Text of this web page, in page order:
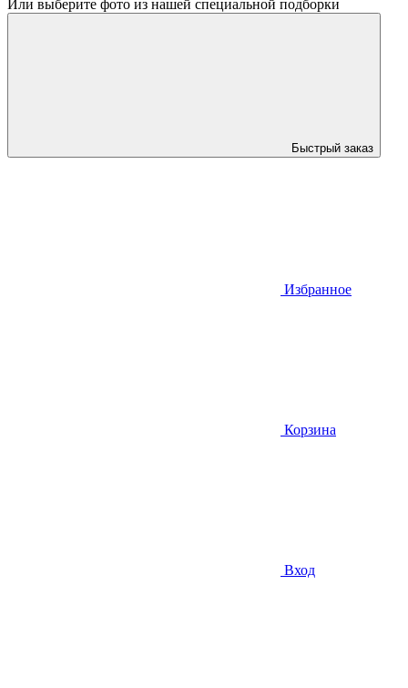
Или выберите фото из нашей специальной подборки
Быстрый заказ
Избранное
Корзина
Вход